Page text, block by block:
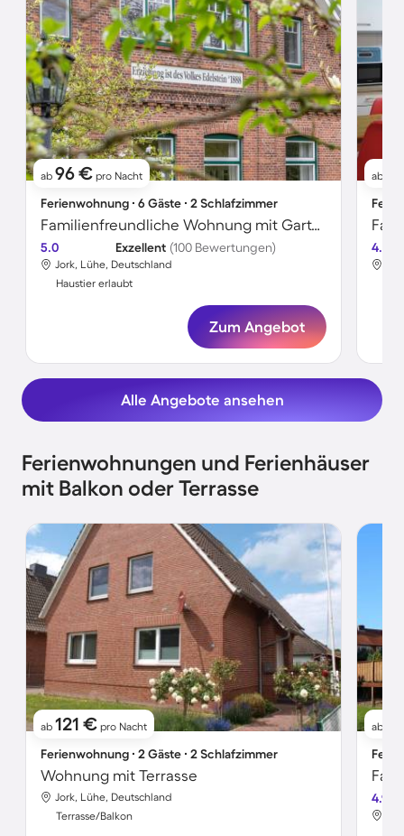
ab 96 € pro Nacht
Ferienwohnung ∙ 6 Gäste ∙ 2 Schlafzimmer
Familienfreundliche Wohnung mit Garten | Naturblick | Haustierfreundlich
5.0 Exzellent (100 Bewertungen)
Jork, Lühe, Deutschland
Haustier erlaubt
Zum Angebot
ab
4.8
Alle Angebote ansehen
Ferienwohnungen und Ferienhäuser
mit Balkon oder Terrasse
ab 121 € pro Nacht
Ferienwohnung ∙ 2 Gäste ∙ 2 Schlafzimmer
Wohnung mit Terrasse
Jork, Lühe, Deutschland
Terrasse/Balkon
ab
4.9